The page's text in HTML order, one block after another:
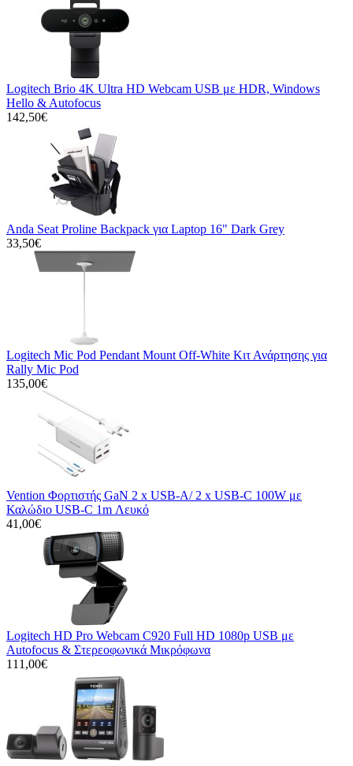
Logitech Brio 4K Ultra HD Webcam USB με HDR, Windows
Hello & Autofocus
142,50€
Anda Seat Proline Backpack για Laptop 16" Dark Grey
33,50€
Logitech Mic Pod Pendant Mount Off-White Κιτ Ανάρτησης για
Rally Mic Pod
135,00€
Vention Φορτιστής GaN 2 x USB-A/ 2 x USB-C 100W με
Καλώδιο USB-C 1m Λευκό
41,00€
Logitech HD Pro Webcam C920 Full HD 1080p USB με
Autofocus & Στερεοφωνικά Μικρόφωνα
111,00€